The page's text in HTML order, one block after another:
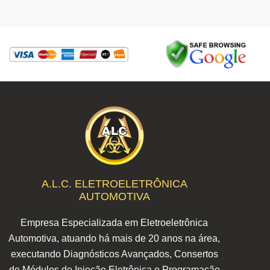
A.L.C. ELETROELETRÔNICA
AUTOMOTIVA
Empresa Especializada em Eletroeletrônica
Automotiva, atuando há mais de 20 anos na área,
executando Diagnósticos Avançados, Consertos